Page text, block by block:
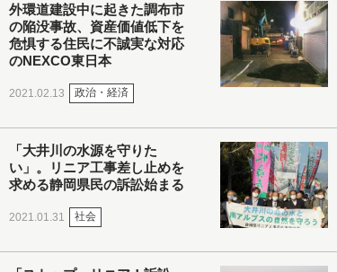
外環道建設中に起きた調布市
の陥没事故、資産価値低下を
危惧する住民に不誠実な対応
のNEXCO東日本
2021.02.13 政治・経済
「大井川の水源を守りた
い」。リニア工事差し止めを
求める静岡県民の訴訟始まる
2021.01.31 社会